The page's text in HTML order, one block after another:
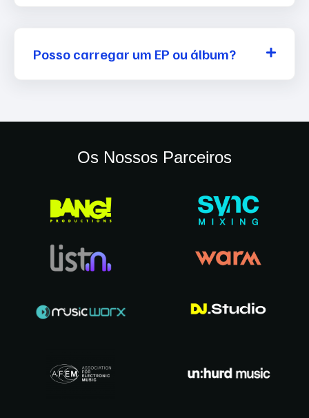
Posso carregar um EP ou álbum?
Os Nossos Parceiros